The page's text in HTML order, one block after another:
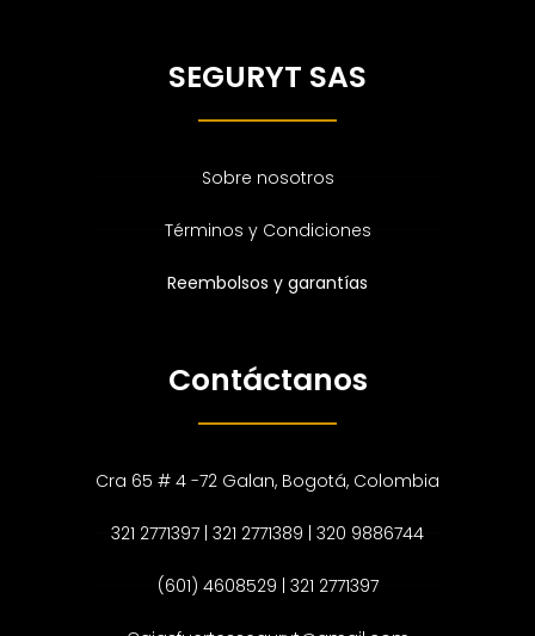
SEGURYT SAS
Sobre nosotros
Términos y Condiciones
Reembolsos y garantías
Contáctanos
Cra 65 # 4 -72 Galan, Bogotá, Colombia
321 2771397 | 321 2771389 | 320 9886744
(601) 4608529 | 321 2771397